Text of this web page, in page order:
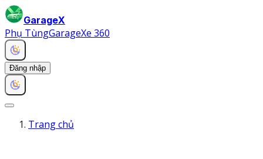
GarageX
Phụ TùngGarageXe 360
Đăng nhập
Trang chủ